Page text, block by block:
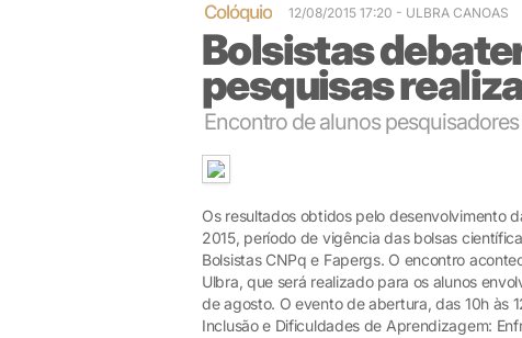
Colóquio 12/08/2015 17:20 - ULBRA CANOAS
Bolsistas
pesquisas
Encontro de alunos
Os resultados obtidos pelo desenvolvimento
2015, período de vigência das bolsas
Bolsistas CNPq e Fapergs. O encontro
Ulbra, que será realizado para os alunos
de agosto. O evento de abertura, das 10h às
Inclusão e Dificuldades de Aprendizagem: